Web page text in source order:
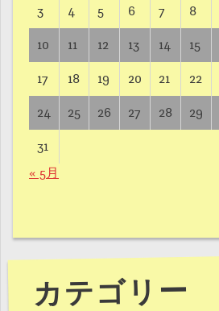
« 5月
3 4 5 6 7 8
10 11 12 13 14 15
17 18 19 20 21 22
24 25 26 27 28 29
31
カテゴリー